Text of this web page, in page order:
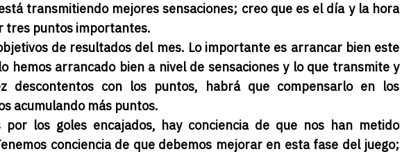
transmitiendo mejores sensaciones; creo que es el día y la hora
tres puntos importantes.
de resultados del mes. Lo importante es arrancar bien este
hemos arrancado bien a nivel de sensaciones y lo que transmite y
descontentos con los puntos, habrá que compensarlo en los
acumulando más puntos.
por los goles encajados, hay conciencia de que nos han metido
conciencia de que debemos mejorar en esta fase del juego;